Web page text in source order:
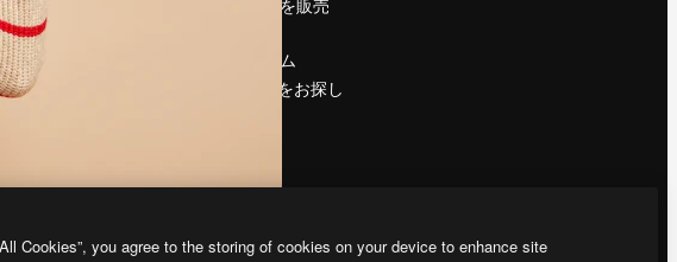
アフィリエイト
法人向け
コンテンツを販売
プレスルーム
magnific.aiをお探し
Cookies”, you agree to the storing of cookies on your device to enhance site